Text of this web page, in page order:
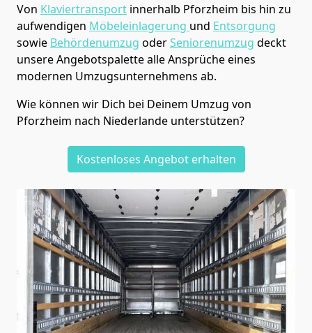
Von Klaviertransport innerhalb Pforzheim bis hin zu
aufwendigen Möbeleinlagerung und Entsorgung
sowie Behördenumzug oderSeniorenumzug deckt
unsere Angebotspalette alle Ansprüche eines
modernen Umzugsunternehmens ab.
Wie können wir Dich bei Deinem Umzug von
Pforzheim nach Niederlande unterstützen?
Kostenloses Angebot erhalten